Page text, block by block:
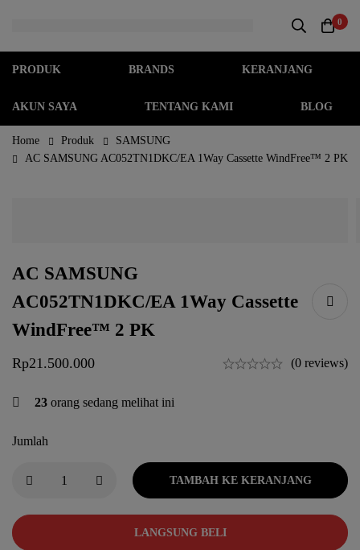
0
PRODUK BRANDS KERANJANG
AKUN SAYA TENTANG KAMI BLOG
Home Produk
SAMSUNG
AC SAMSUNG AC052TN1DKC/EA 1Way Cassette WindFree™ 2 PK
AC SAMSUNG
AC052TN1DKC/EA 1Way Cassette
WindFree™ 2 PK
Rp21.500.000 (0 reviews)
23 orang sedang melihat ini
Jumlah
TAMBAH KE KERANJANG
LANGSUNG BELI